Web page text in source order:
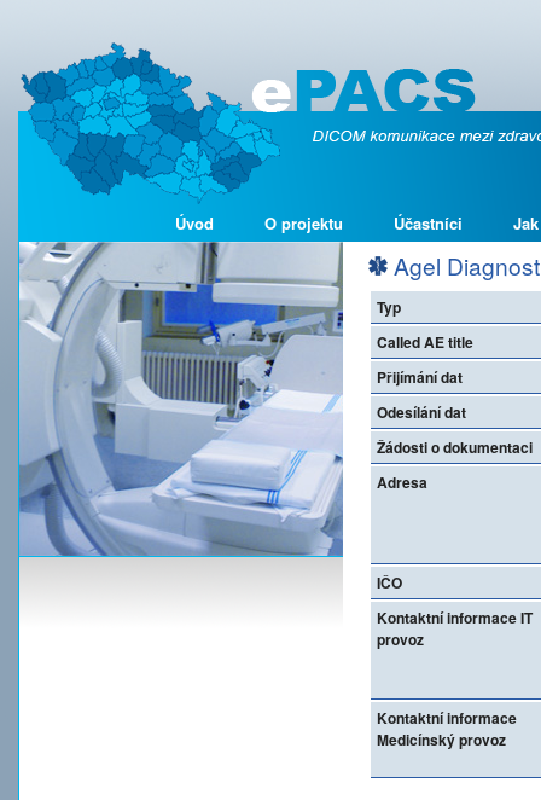
Úvod O projektu Účastníci
Agel
Typ
Called AE title
Přijímání dat
Odesílání dat
Žádosti o dokumentaci
Adresa
IČO
Kontaktní informace IT
provoz
Kontaktní informace
Medicínský provoz